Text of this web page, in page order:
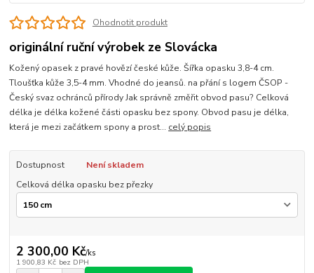
Ohodnotit produkt
originální ruční výrobek ze Slovácka
Kožený opasek z pravé hovězí české kůže. Šířka opasku 3,8-4 cm.
Tloušťka kůže 3,5-4 mm. Vhodné do jeansů. na přání s logem ČSOP -
Český svaz ochránců přírody Jak správně změřit obvod pasu? Celková
délka je délka kožené části opasku bez spony. Obvod pasu je délka,
která je mezi začátkem spony a prost... celý popis
Dostupnost
Není skladem
Celková délka opasku bez přezky
2 300,00 Kč/ks
1 900,83 Kč bez DPH